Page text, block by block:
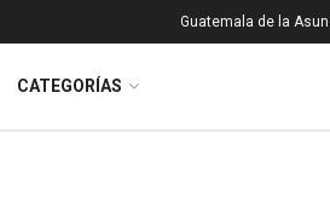
Guatemala de la
CATEGORÍAS